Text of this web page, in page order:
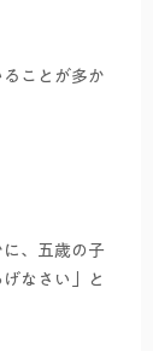
ことが多か
、五歳の子
なさい」と